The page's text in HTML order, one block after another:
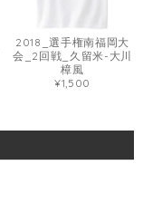
2018_選手権南福岡大
会_2回戦_久留米-大川
樟風
¥1,500